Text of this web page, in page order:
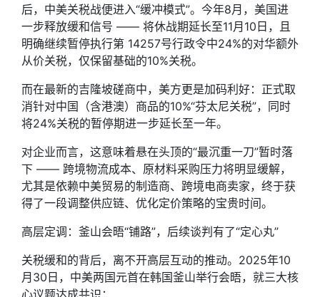
后，中美关税战便进入“缓冲模式”。今年8月，美国进
一步释放缓和信号 —— 将休战期延长至11月10日，且
明确继续暂停执行第 14257号行政令中24%的对华额外
从价关税，仅保留基础的10%关税。
而在最新的吉隆坡磋商中，美方更是加码利好：正式取
消针对中国（含港澳）商品的10%“芬太尼关税”，同时
将24%关税的暂停期进一步延长至一年。
对企业而言，这意味着悬在头顶的“最沉重一刀”暂时落
下 —— 跨境物流成本、原材料采购压力将明显缓解，
尤其是依赖中美贸易的制造商、跨境电商卖家，终于获
得了一段调整供应链、优化定价策略的宝贵时间。
高层定调：釜山会晤“铺路”，后续谈判有了“定心丸”
关税缓和的背后，离不开高层互动的推动。2025年10
月30日，中美两国元首在韩国釜山举行会晤，就三大核
心议题达成共识：